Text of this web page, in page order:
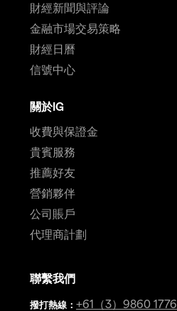
財經新聞與評論
金融市場交易策略
財經日曆
信號中心
關於IG
收費與保證金
貴賓服務
推薦好友
營銷夥伴
公司賬戶
代理商計劃
聯繫我們
撥打熱線 ： +61（3）9860 1776